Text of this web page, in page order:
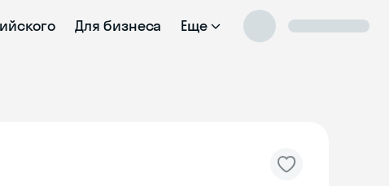
Для бизнеса Еще